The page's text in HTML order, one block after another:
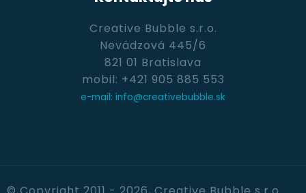
Creative Bubble s.r.o.
Nevädzová 445/6
821 01 Bratislava
mobil: +421 905 885 553
e-mail: info@creativebubble.sk